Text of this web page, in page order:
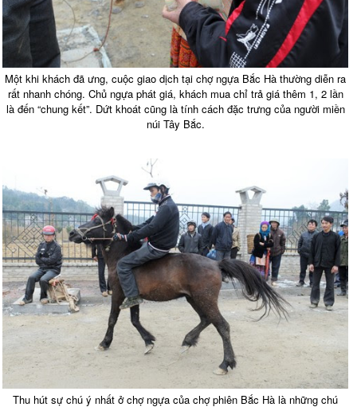
Một khi khách đã ưng, cuộc giao dịch tại chợ ngựa Bắc Hà thường diễn ra
rất nhanh chóng. Chủ ngựa phát giá, khách mua chỉ trả giá thêm 1, 2 lần
là đến “chung kết”. Dứt khoát cũng là tính cách đặc trưng của người miền
núi Tây Bắc.
Thu hút sự chú ý nhất ở chợ ngựa của chợ phiên Bắc Hà là những chú